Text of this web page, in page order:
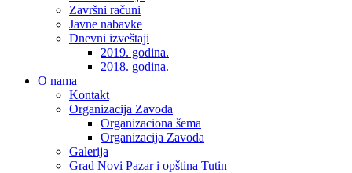
Završni računi
Javne nabavke
Dnevni izveštaji
2019. godina.
2018. godina.
O nama
Kontakt
Organizacija Zavoda
Organizaciona šema
Organizacija Zavoda
Galerija
Grad Novi Pazar i opština Tutin